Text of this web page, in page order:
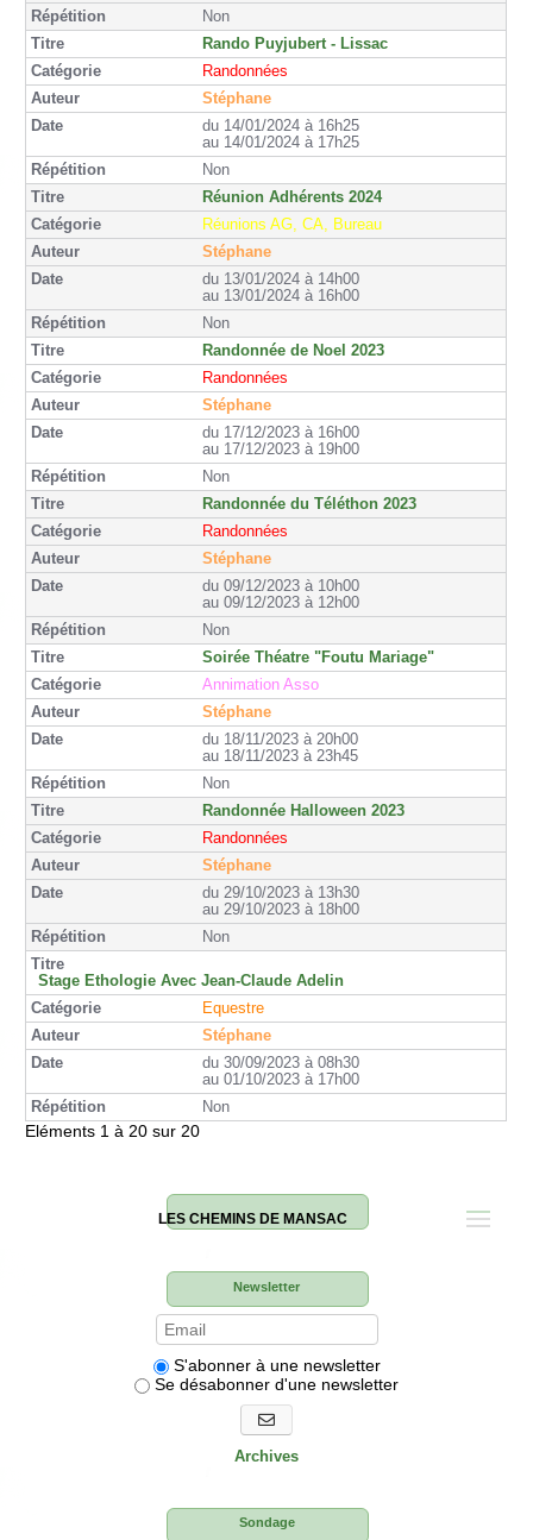
LES CHEMINS DE MANSAC
Newsletter
S'abonner à une newsletter
Se désabonner d'une newsletter
S'abonner aux newsletters
Archives
Non
Rando Puyjubert - Lissac
Randonnées
Stéphane
du 14/01/2024 à 16h25
au 14/01/2024 à 17h25
Non
Réunion Adhérents 2024
Réunions AG, CA, Bureau
Stéphane
du 13/01/2024 à 14h00
au 13/01/2024 à 16h00
Non
Randonnée de Noel 2023
Randonnées
Stéphane
du 17/12/2023 à 16h00
au 17/12/2023 à 19h00
Non
Randonnée du Téléthon 2023
Randonnées
Stéphane
du 09/12/2023 à 10h00
au 09/12/2023 à 12h00
Non
Soirée Théatre "Foutu Mariage"
Annimation Asso
Stéphane
du 18/11/2023 à 20h00
au 18/11/2023 à 23h45
Non
Randonnée Halloween 2023
Randonnées
Stéphane
du 29/10/2023 à 13h30
au 29/10/2023 à 18h00
Non
Stage Ethologie Avec Jean-Claude Adelin
Equestre
Stéphane
du 30/09/2023 à 08h30
au 01/10/2023 à 17h00
Non
Eléments 1 à 20 sur 20
Sondage